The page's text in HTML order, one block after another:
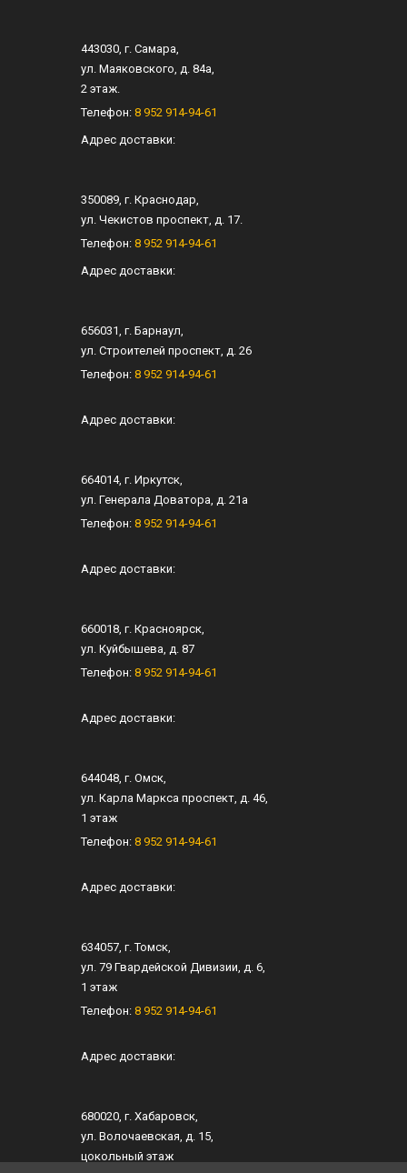
443030, г. Самара,
ул. Маяковского, д. 84а,
2 этаж.
Телефон: 8 952 914-94-61
Адрес доставки:
350089, г. Краснодар,
ул. Чекистов проспект, д. 17.
Телефон: 8 952 914-94-61
Адрес доставки:
656031, г. Барнаул,
ул. Строителей проспект, д. 26
Телефон: 8 952 914-94-61
Адрес доставки:
664014, г. Иркутск,
ул. Генерала Доватора, д. 21а
Телефон: 8 952 914-94-61
Адрес доставки:
660018, г. Красноярск,
ул. Куйбышева, д. 87
Телефон: 8 952 914-94-61
Адрес доставки:
644048, г. Омск,
ул. Карла Маркса проспект, д. 46,
1 этаж
Телефон: 8 952 914-94-61
Адрес доставки:
634057, г.Томск,
ул. 79 Гвардейской Дивизии, д. 6​,
1 этаж
Телефон: 8 952 914-94-61
Адрес доставки:
680020, г. Хабаровск,
ул. ​Волочаевская, д. 15,​
цокольный этаж